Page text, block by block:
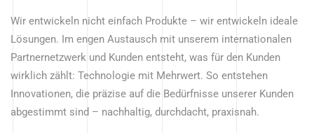
Wir entwickeln nicht einfach Produkte – wir entwickeln ideale
Lösungen. Im engen Austausch mit unserem internationalen
Partnernetzwerk und Kunden entsteht, was für den Kunden
wirklich zählt: Technologie mit Mehrwert. So entstehen
Innovationen, die präzise auf die Bedürfnisse unserer Kunden
abgestimmt sind – nachhaltig, durchdacht, praxisnah.